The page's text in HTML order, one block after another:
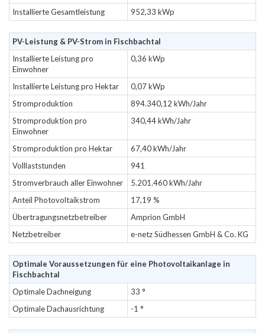
Installierte Gesamtleistung 952,33 kWp
PV-Leistung & PV-Strom in Fischbachtal
Installierte Leistung pro
Einwohner
0,36 kWp
Installierte Leistung pro Hektar
0,07 kWp
Stromproduktion
894.340,12 kWh/Jahr
Stromproduktion pro
Einwohner
340,44 kWh/Jahr
Stromproduktion pro Hektar
67,40 kWh/Jahr
Volllaststunden
941
Stromverbrauch aller Einwohner
5.201.460 kWh/Jahr
Anteil Photovoltaikstrom
17,19 %
Übertragungsnetzbetreiber
Amprion GmbH
Netzbetreiber
e-netz Südhessen GmbH & Co. KG
Optimale Voraussetzungen für eine Photovoltaikanlage in
Fischbachtal
Optimale Dachneigung
33 °
Optimale Dachausrichtung
-1 °